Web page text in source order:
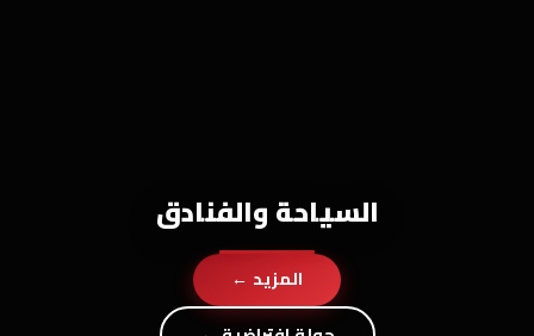
السياحة والفنادق
المزيد ←